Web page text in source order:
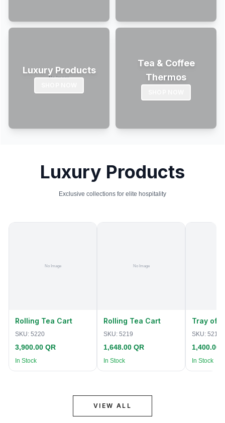
Luxury Products
Tea & Coffee
Thermos
Luxury Products
Exclusive collections for elite hospitality
Rolling Tea Cart
SKU: 5220
3,900.00 QR
In Stock
Rolling Tea Cart
SKU: 5219
1,648.00 QR
In Stock
Tray of
SKU: 5218
1,400.00
In Stock
VIEW ALL